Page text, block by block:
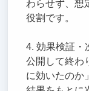
わらせず、想
役割です。
4. 効果検証・
公開して終わ
に効いたのか